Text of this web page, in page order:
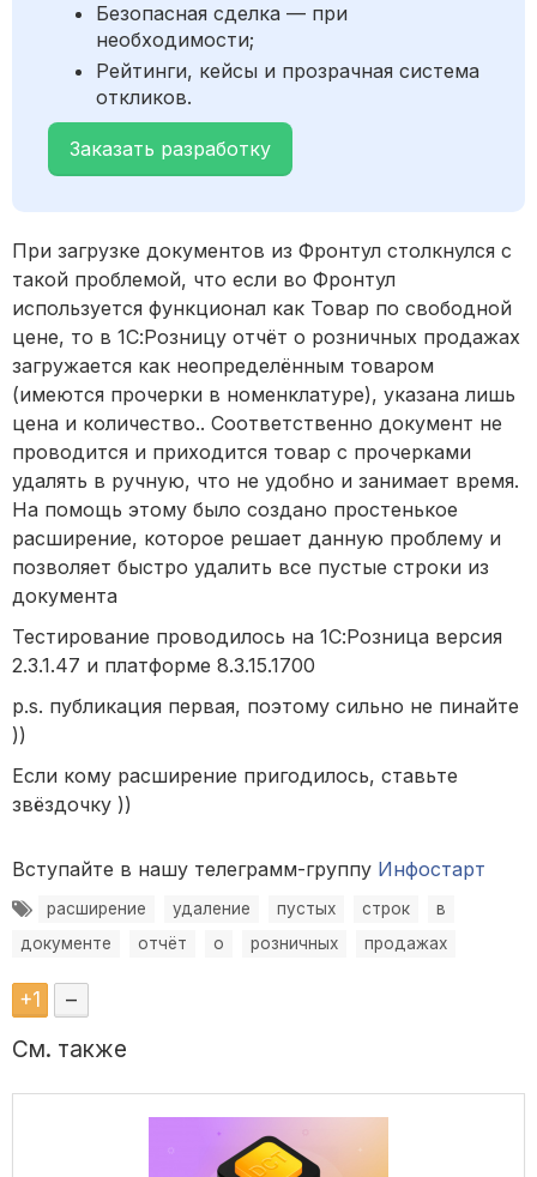
Безопасная сделка — при
необходимости;
Рейтинги, кейсы и прозрачная система
откликов.
Заказать разработку
При загрузке документов из Фронтул столкнулся с
такой проблемой, что если во Фронтул
используется функционал как Товар по свободной
цене, то в 1С:Розницу отчёт о розничных продажах
загружается как неопределённым товаром
(имеются прочерки в номенклатуре), указана лишь
цена и количество.. Соответственно документ не
проводится и приходится товар с прочерками
удалять в ручную, что не удобно и занимает время.
На помощь этому было создано простенькое
расширение, которое решает данную проблему и
позволяет быстро удалить все пустые строки из
документа
Тестирование проводилось на 1С:Розница версия
2.3.1.47 и платформе 8.3.15.1700
p.s. публикация первая, поэтому сильно не пинайте
))
Если кому расширение пригодилось, ставьте
звёздочку ))
Вступайте в нашу телеграмм-группу Инфостарт
расширение удаление пустых строк
в
документе
отчёт о розничных продажах
+1 –
См. также